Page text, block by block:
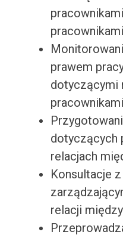
prawem
dotyczącymi
pracownikami
dotyczących
relacjach
Konsultacje
relacji